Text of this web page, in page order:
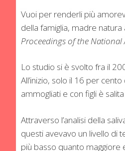
Vuoi per renderli più
della famiglia, madre natura
Proceedings of the National
Lo studio si è svolto fra il
All’inizio, solo il 16 per
ammogliati e con figli è
Attraverso l’analisi della
questi avevavo un livello di
più basso quanto